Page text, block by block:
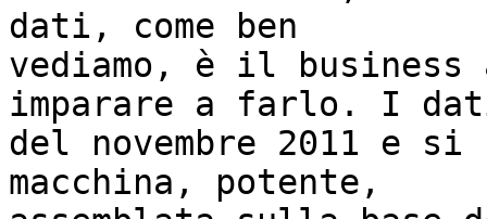
dati, come ben
vediamo, è il
imparare a farlo. I
del novembre 2011 e
macchina, potente,